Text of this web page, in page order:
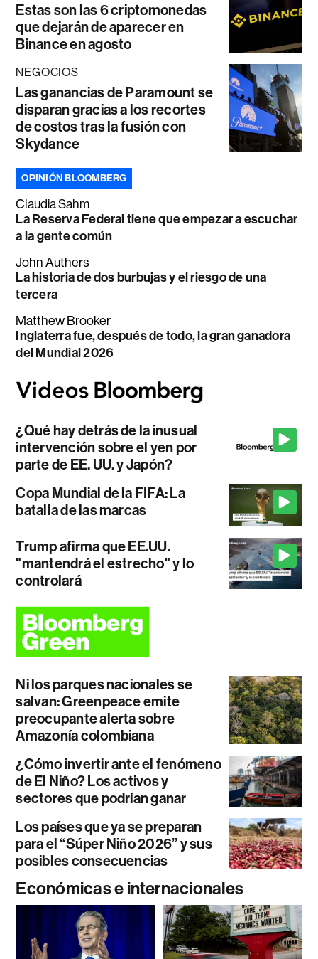
Estas son las 6 criptomonedas
que dejarán de aparecer en
Binance en agosto
NEGOCIOS
Las ganancias de Paramount se
disparan gracias a los recortes
de costos tras la fusión con
Skydance
OPINIÓN BLOOMBERG
Claudia Sahm
La Reserva Federal tiene que empezar a escuchar
a la gente común
John Authers
La historia de dos burbujas y el riesgo de una
tercera
Matthew Brooker
Inglaterra fue, después de todo, la gran ganadora
del Mundial 2026
¿Qué hay detrás de la inusual
intervención sobre el yen por
parte de EE. UU. y Japón?
Copa Mundial de la FIFA: La
batalla de las marcas
Trump afirma que EE.UU.
"mantendrá el estrecho" y lo
controlará
Ni los parques nacionales se
salvan: Greenpeace emite
preocupante alerta sobre
Amazonía colombiana
¿Cómo invertir ante el fenómeno
de El Niño? Los activos y
sectores que podrían ganar
Los países que ya se preparan
para el “Súper Niño 2026” y sus
posibles consecuencias
Económicas e internacionales